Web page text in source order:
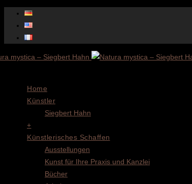
Home
Künstler
Siegbert Hahn
+
Künstlerisches Schaffen
Ausstellungen
Kunst für Ihre Praxis und Kanzlei
Bücher